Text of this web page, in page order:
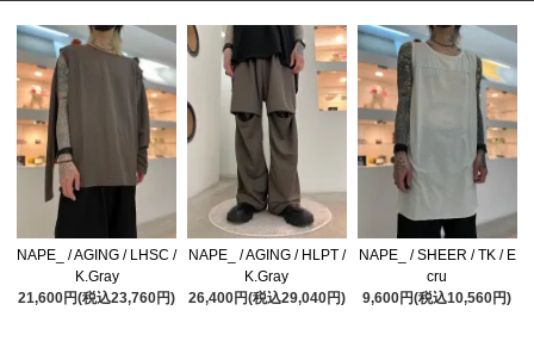
NAPE_ / AGING / LHSC /
K.Gray
21,600円(税込23,760円)
NAPE_ / AGING / HLPT /
K.Gray
26,400円(税込29,040円)
NAPE_ / SHEER / TK / E
cru
9,600円(税込10,560円)